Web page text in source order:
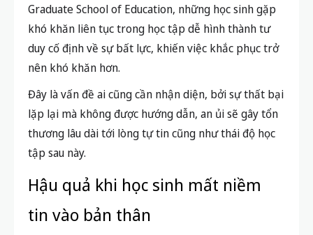
Graduate School of Education, những học sinh gặp
khó khăn liên tục trong học tập dễ hình thành tư
duy cố định về sự bất lực, khiến việc khắc phục trở
nên khó khăn hơn.
Đây là vấn đề ai cũng cần nhận diện, bởi sự thất bại
lặp lại mà không được hướng dẫn, an ủi sẽ gây tổn
thương lâu dài tới lòng tự tin cũng như thái độ học
tập sau này.
Hậu quả khi học sinh mất niềm
tin vào bản thân